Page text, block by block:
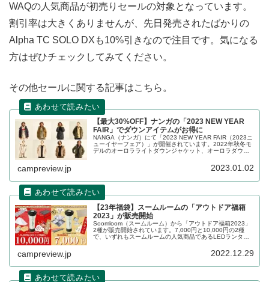
WAQの人気商品が初売りセールの対象となっています。
割引率は大きくありませんが、先日発売されたばかりの
Alpha TC SOLO DXも10%引きなので注目です。気になる
方はぜひチェックしてみてください。
その他セールに関する記事はこちら。
【最大30%OFF】ナンガの「2023 NEW YEAR
FAIR」でダウンアイテムがお得に
NANGA（ナンガ）にて「2023 NEW YEAR FAIR（2023ニ
ューイヤーフェア）」が開催されています。2022年秋冬モ
デルのオーロラライトダウンジャケット、オーロラダウン
campreview.jp 2023.01.02
【23年福袋】スームルームの「アウトドア福箱
2023」が販売開始
Soomloom（スームルーム）から「アウトドア福箱2023」
2種が販売開始されています。7,000円と10,000円の2種
で、いずれもスームルームの人気商品であるLEDランタン
campreview.jp 2022.12.29